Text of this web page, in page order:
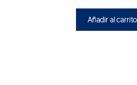
Añadir al carrito